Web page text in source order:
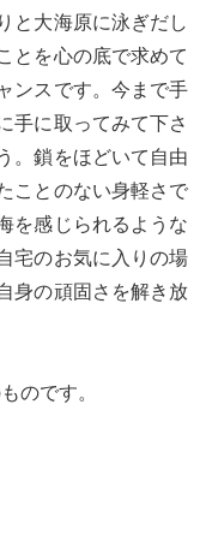
と大海原に泳ぎだし
とを心の底で求めて
ンスです。今まで手
手に取ってみて下さ
。鎖をほどいて自由
ことのない身軽さで
を感じられるような
宅のお気に入りの場
身の頑固さを解き放
のです。